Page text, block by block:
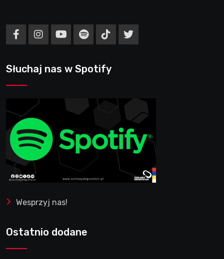
Słuchaj nas w Spotify
Wesprzyj nas!
Ostatnio dodane